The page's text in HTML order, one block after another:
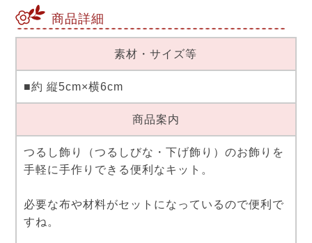
商品詳細
素材・サイズ等
■約 縦5cm×横6cm
商品案内
つるし飾り（つるしびな・下げ飾り）のお飾りを
手軽に手作りできる便利なキット。
必要な布や材料がセットになっているので便利で
すね。